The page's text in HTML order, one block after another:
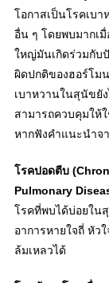
โอกาสเป็นโรคเบ
อื่น ๆ โดยพบมากเ
ใหญ่มันเกิดร่วมกับ
ผิดปกติของฮอร์โม
เบาหวานในสุนัขยั
สามารถควบคุมให้
หากฟังคำแนะนำจ
โรคปอดตีบ
Pulmonary
โรคที่พบได้บ่อยใน
อาการหายใจถี่ หัว
ล้มเหลวได้